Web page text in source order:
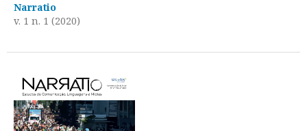
Narratio
v. 1 n. 1 (2020)